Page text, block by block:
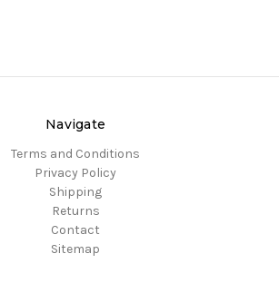
Navigate
Terms and Conditions
Privacy Policy
Shipping
Returns
Contact
Sitemap